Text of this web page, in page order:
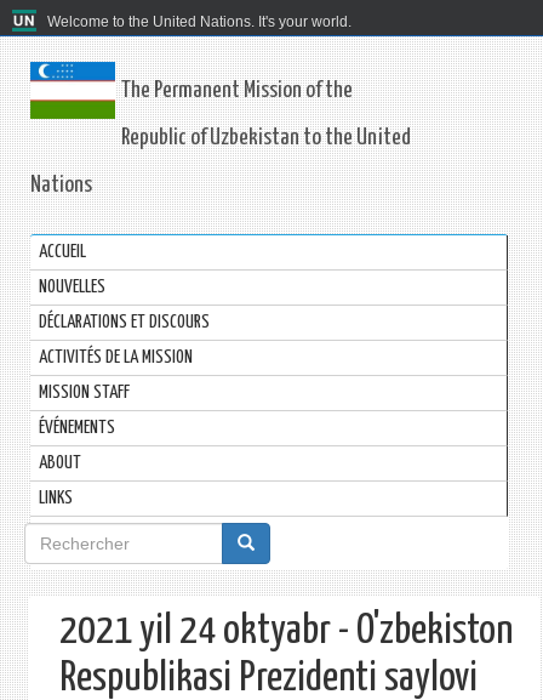
Welcome to the United Nations. It's your world.
The Permanent Mission of the
Republic of Uzbekistan to the United
Nations
ACCUEIL
NOUVELLES
DÉCLARATIONS ET DISCOURS
ACTIVITÉS DE LA MISSION
MISSION STAFF
ÉVÉNEMENTS
ABOUT
LINKS
Formulaire
de
recherche
2021 yil 24 oktyabr - O'zbekiston
Respublikasi Prezidenti saylovi